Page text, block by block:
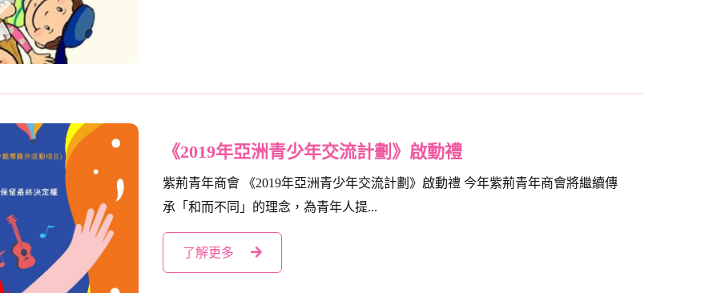
《2019年亞洲青少年交流計劃》啟動禮
紫荊青年商會 《2019年亞洲青少年交流計劃》啟動禮 今年紫荊青年商會將繼續傳
承「和而不同」的理念，為青年人提...
了解更多